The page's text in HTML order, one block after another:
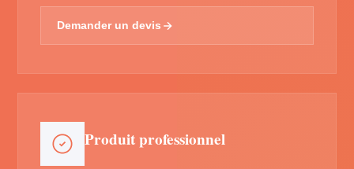
Demander un devis
Produit professionnel